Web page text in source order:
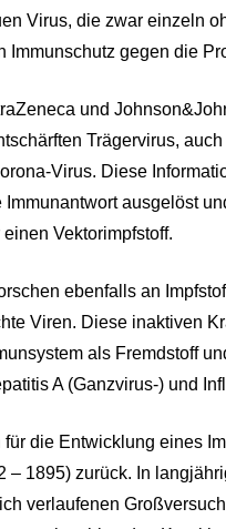
Virus, die zwar einzeln
Immunschutz gegen die
und
Trägervirus,
Virus. Diese
ausgelöst
Vektorimpfstoff.
ebenfalls an
Viren. Diese inaktiven
als Fremdstoff
A (Ganzvirus-) und
die Entwicklung eines
– 1895) zurück. In
verlaufenen